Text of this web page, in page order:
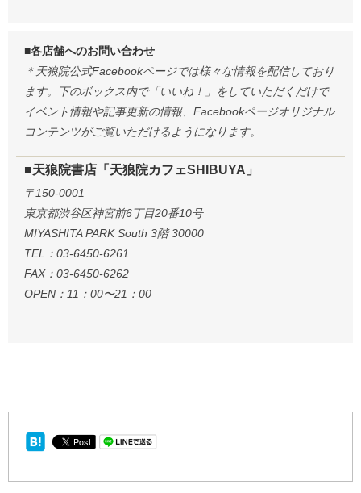
■各店舗へのお問い合わせ
＊天狼院公式Facebookページでは様々な情報を配信しており
ます。下のボックス内で「いいね！」をしていただくだけで
イベント情報や記事更新の情報、Facebookページオリジナル
コンテンツがご覧いただけるようになります。
■天狼院書店「天狼院カフェSHIBUYA」
〒150-0001
東京都渋谷区神宮前6丁目20番10号
MIYASHITA PARK South 3階 30000
TEL：03-6450-6261
FAX：03-6450-6262
OPEN：11：00〜21：00